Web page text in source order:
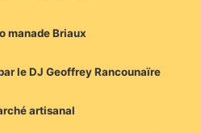
manade Briaux
le DJ Geoffrey Rancounaïre
artisanal